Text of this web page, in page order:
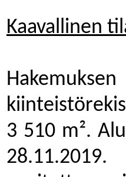
Kaavallinen
3 510 m².